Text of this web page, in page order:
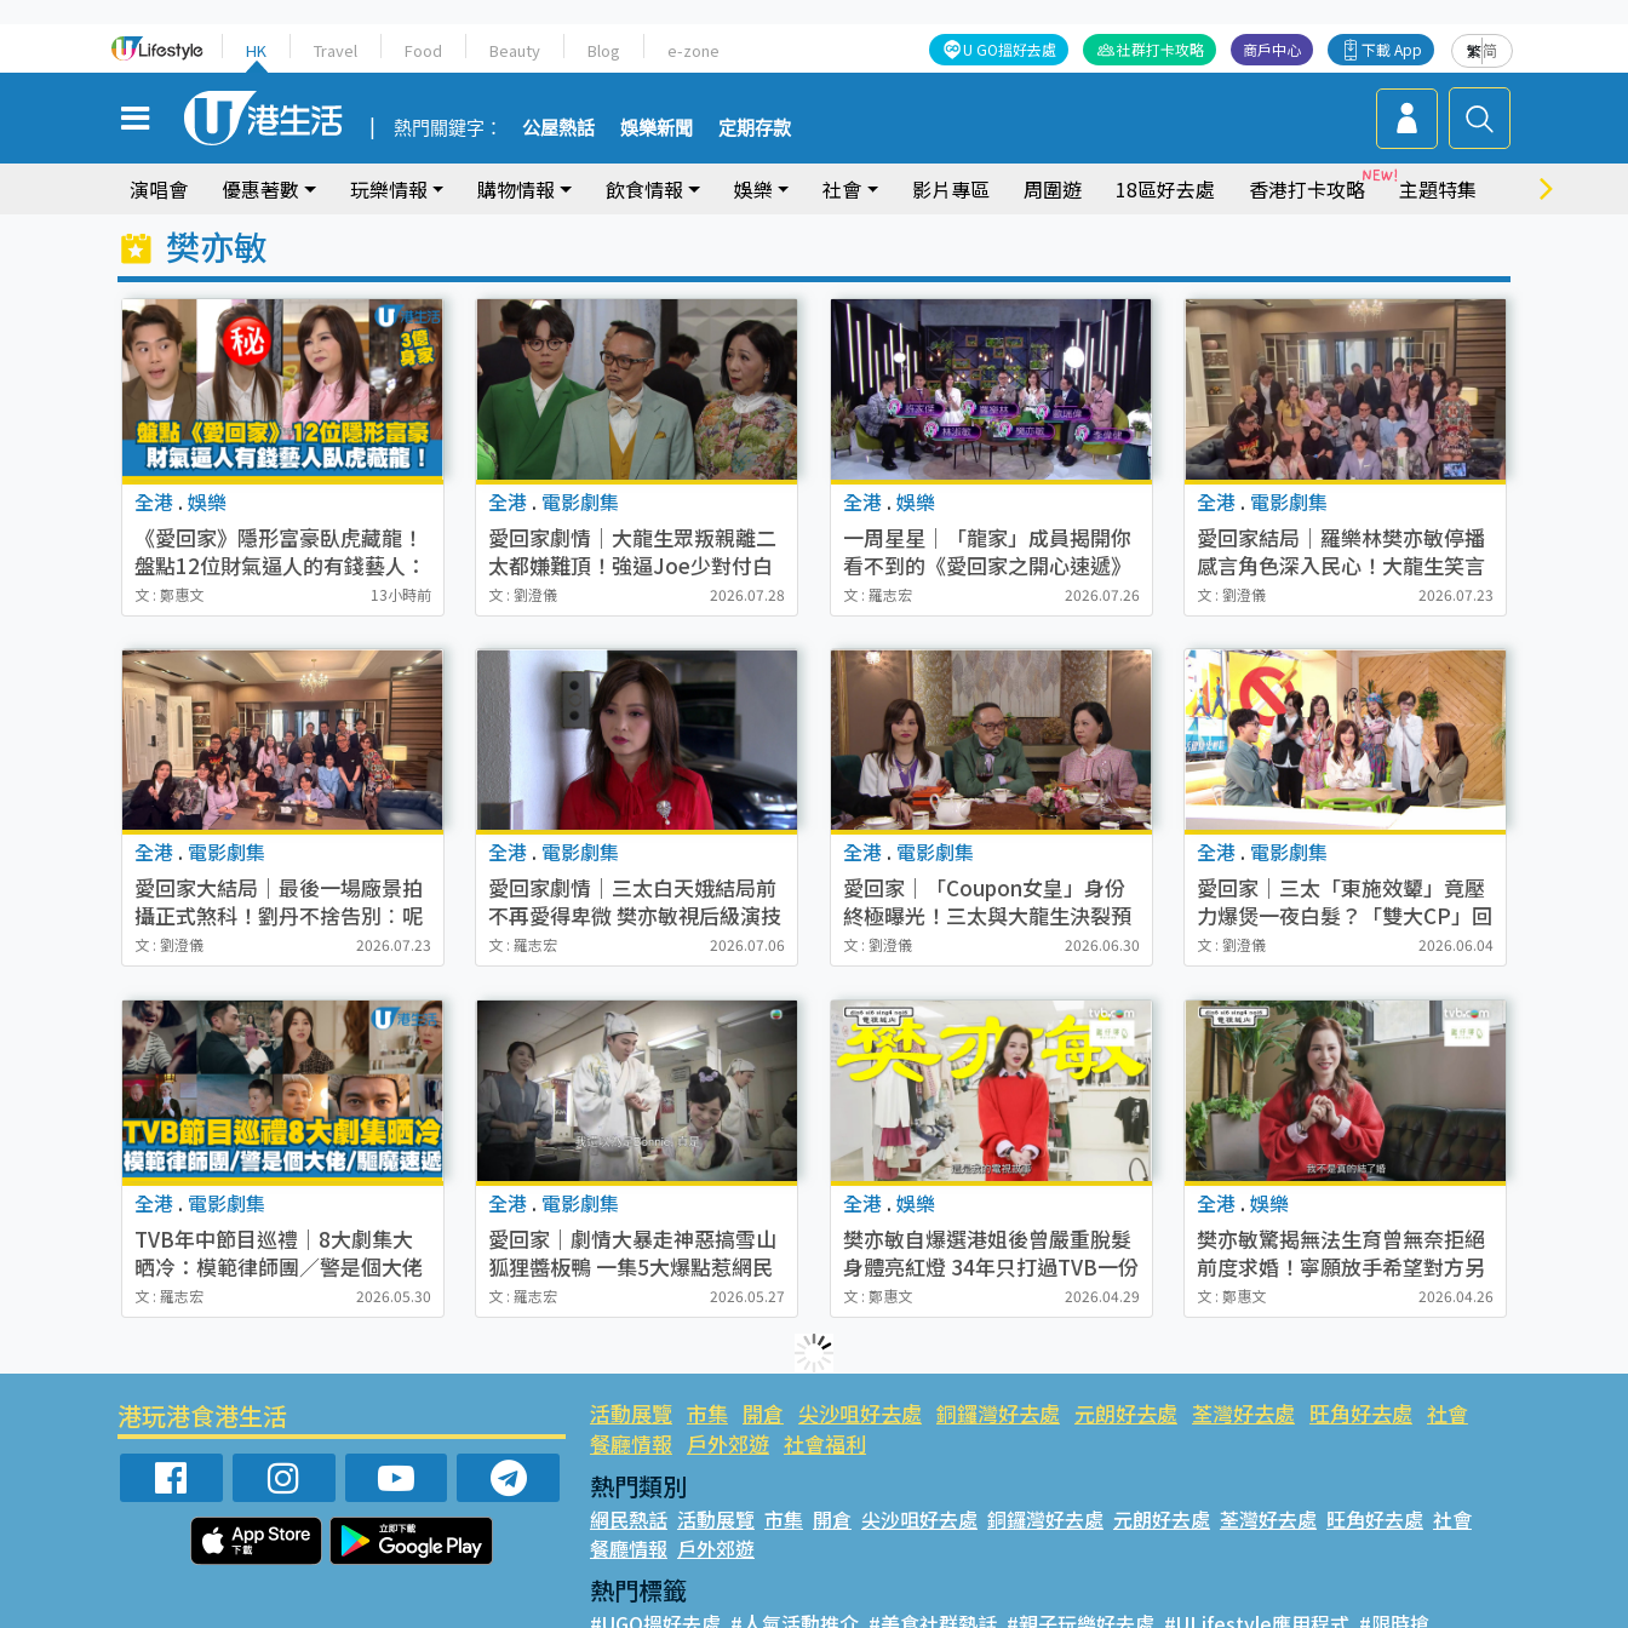
HK Travel Food Beauty Blog e-zone 繁简
下載 App
商戶中心
社群打卡攻略
U GO搵好去處
熱門關鍵字： 公屋熱話 娛樂新聞 定期存款
演唱會 優惠著數 玩樂情報 購物情報 飲食情報 娛樂 社會 影片專區 周圍遊 18區好去處 香港打卡攻略 主題特集 商場情報
樊亦敏
全港 . 娛樂
《愛回家》隱形富豪臥虎藏龍！
盤點12位財氣逼人的有錢藝人：
呢位靚女3億身家唔憂做
文 : 鄭惠文 13小時前
全港 . 電影劇集
愛回家劇情｜大龍生眾叛親離二
太都嫌難頂！強逼Joe少對付白
天鵝陷兩難境地
文 : 劉澄儀 2026.07.28
全港 . 娛樂
一周星星｜「龍家」成員揭開你
看不到的《愛回家之開心速遞》
秘聞
文 : 羅志宏 2026.07.26
全港 . 電影劇集
愛回家結局｜羅樂林樊亦敏停播
感言角色深入民心！大龍生笑言
「連我真名都唔記得」
文 : 劉澄儀 2026.07.23
全港 . 電影劇集
愛回家大結局｜最後一場廠景拍
攝正式煞科！劉丹不捨告別︰呢
一剎那唔知講咩好
文 : 劉澄儀 2026.07.23
全港 . 電影劇集
愛回家劇情｜三太白天娥結局前
不再愛得卑微 樊亦敏視后級演技
令觀眾揪心
文 : 羅志宏 2026.07.06
全港 . 電影劇集
愛回家｜「Coupon女皇」身份
終極曝光！三太與大龍生決裂預
告後續有驚喜？
文 : 劉澄儀 2026.06.30
全港 . 電影劇集
愛回家｜三太「東施效顰」竟壓
力爆煲一夜白髮？「雙大CP」回
歸變裝超爆笑
文 : 劉澄儀 2026.06.04
全港 . 電影劇集
TVB年中節目巡禮｜8大劇集大
晒冷：模範律師團／警是個大佬
／枱底人生／驅魔速遞
文 : 羅志宏 2026.05.30
全港 . 電影劇集
愛回家｜劇情大暴走神惡搞雪山
狐狸醬板鴨 一集5大爆點惹網民
洗版笑爆
文 : 羅志宏 2026.05.27
全港 . 娛樂
樊亦敏自爆選港姐後曾嚴重脫髮
身體亮紅燈 34年只打過TVB一份
工硬食有特權傳聞
文 : 鄭惠文 2026.04.29
全港 .娛樂
樊亦敏驚揭無法生育曾無奈拒絕
前度求婚！寧願放手希望對方另
娶他人結婚生仔
文 : 鄭惠文 2026.04.26
港玩港食港生活 活動展覽 市集 開倉 尖沙咀好去處 銅鑼灣好去處 元朗好去處 荃灣好去處 旺角好去處 社會
餐廳情報 戶外郊遊 社會福利
熱門類別
網民熱話 活動展覽 市集 開倉 尖沙咀好去處 銅鑼灣好去處 元朗好去處 荃灣好去處 旺角好去處 社會
餐廳情報 戶外郊遊
熱門標籤